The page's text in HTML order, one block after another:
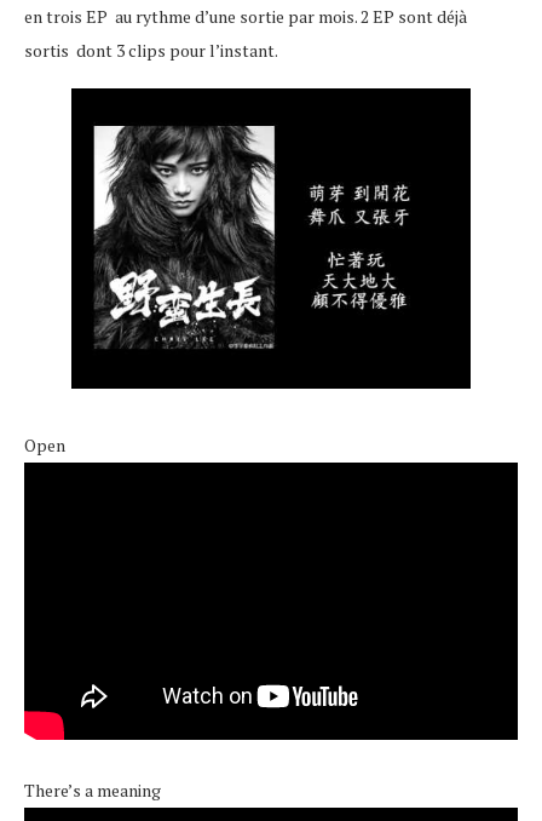
en trois EP au rythme d’une sortie par mois. 2 EP sont déjà
sortis dont 3 clips pour l’instant.
Open
There’s a meaning